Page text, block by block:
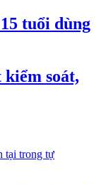
tuổi dùng
soát,